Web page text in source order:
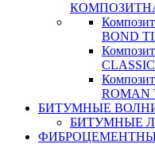
BOND
ROMAN
БИТУМНЫЕ
БИТУМНЫЕ